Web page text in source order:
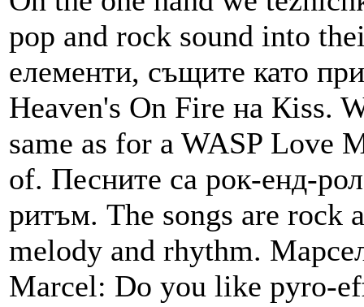
pop and rock sound into
елементи, същите като
Heaven's On Fire на Кiss.
same as for a WASP Love
of. Песните са рок-енд-
ритъм. The songs are
melody and rhythm.
Marcel: Do you like pyro-